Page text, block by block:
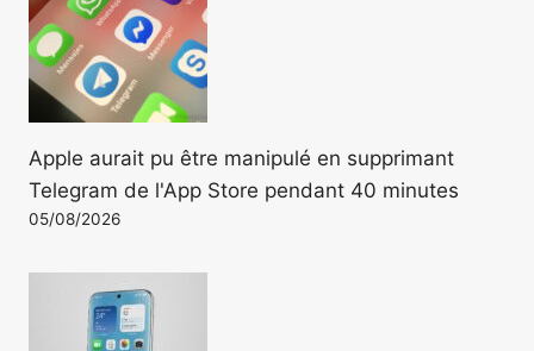
Apple aurait pu être manipulé en supprimant
Telegram de l'App Store pendant 40 minutes
05/08/2026